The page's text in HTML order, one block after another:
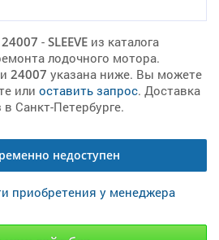
24007 - SLEEVE из каталога
лодочного мотора.
24007 указана ниже. Вы можете
или оставить запрос. Доставка
Санкт-Петербурге.
недоступен
приобретения у менеджера